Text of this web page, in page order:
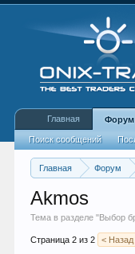
Главная Форум
Akmos
Тема в разделе "Выбор
Страница 2 из 2 < Назад
Главная Форум
Поиск сообщений